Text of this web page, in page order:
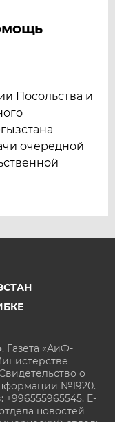
Посольства и
очередной
. Газета «АиФ-
о
№1920.
E-
новостей